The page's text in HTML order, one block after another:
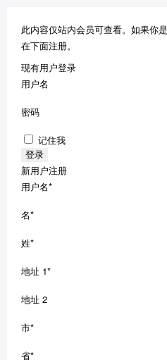
此内容仅站内会员可查看。如果你
在下面注册。
现有用户登录
用户名
密码
记住我
新用户注册
用户名*
名*
姓*
地址 1*
地址 2
市*
省*